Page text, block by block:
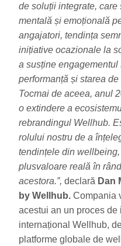
de soluții integrate, care
mentală și emoțională
angajatori, tendința
inițiative ocazionale la
a susține
performanță și starea
Tocmai de aceea, anul
o extindere a
rebrandingul Wellhub.
rolului nostru de a
tendințele din
plusvaloare reală în
acestora.”, declară Dan
by Wellhub. Compania
acestui an un proces de
internațional Wellhub,
platforme globale de